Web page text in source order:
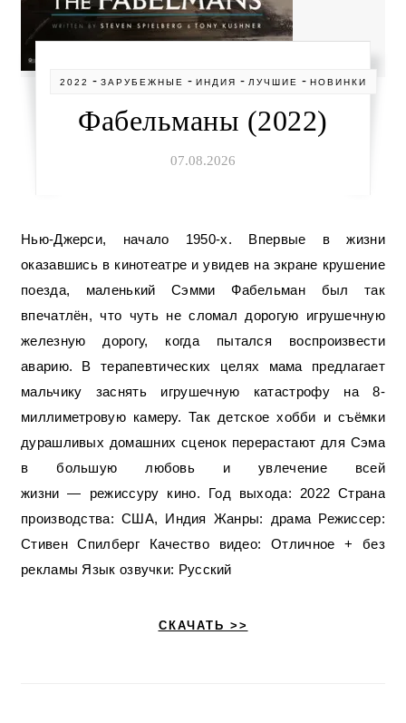
2022 -ЗАРУБЕЖНЫЕ -ИНДИЯ - ЛУЧШИЕ -НОВИНКИ
Фабельманы (2022)
07.08.2026
Нью-Джерси, начало 1950-х. Впервые в жизни
оказавшись в кинотеатре и увидев на экране крушение
поезда, маленький Сэмми Фабельман был так
впечатлён, что чуть не сломал дорогую игрушечную
железную дорогу, когда пытался воспроизвести
аварию. В терапевтических целях мама предлагает
мальчику заснять игрушечную катастрофу на 8-
миллиметровую камеру. Так детское хобби и съёмки
дурашливых домашних сценок перерастают для Сэма
в большую любовь и увлечение всей
жизни — режиссуру кино. Год выхода: 2022 Страна
производства: США, Индия Жанры: драма Режиссер:
Стивен Спилберг Качество видео: Отличное + без
рекламы Язык озвучки: Русский
СКАЧАТЬ >>